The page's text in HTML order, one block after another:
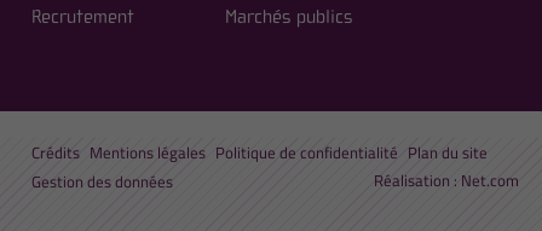
Recrutement
Marchés publics
Crédits Mentions légales Politique de confidentialité Plan du site
Réalisation : Net.com
Gestion des données